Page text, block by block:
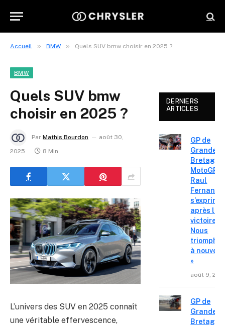
Accueil » BMW » Quels SUV bmw choisir en 2025 ?
BMW
Quels SUV bmw
choisir en 2025 ?
Par Mathis Bourdon
août 30,
2025
8 Min
L’univers des SUV en 2025 connaît
une véritable effervescence,
DERNIERS
ARTICLES
GP de
Grande-
Bretagne
MotoGP :
Raul
s’exprime
après la
victoire «
Nous
à
»
août 9,
GP de
Grande-
Bretagne